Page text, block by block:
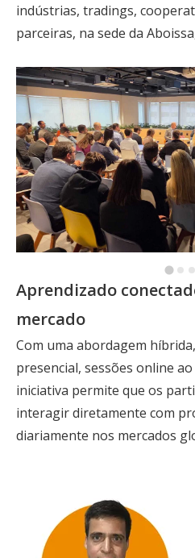
indústrias, tradings,
parceiras, na sede da
Aprendizado
mercado
Com uma abordagem
presencial, sessões online
iniciativa permite que os
interagir diretamente com
diariamente nos mercados